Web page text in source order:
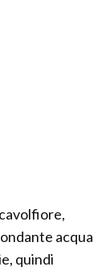
acqua
quindi